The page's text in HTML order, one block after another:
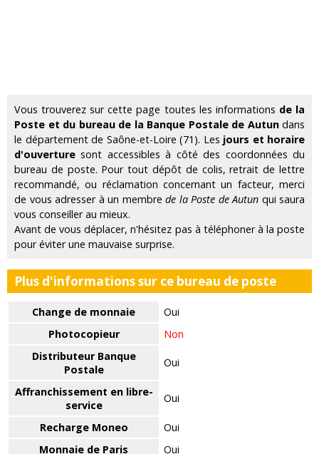
Vous trouverez sur cette page toutes les informations de la
Poste et du bureau de la Banque Postale de Autundans
le département de Saône-et-Loire (71). Les jours et horaire
d'ouverture sont accessibles à côté des coordonnées du
bureau de poste. Pour tout dépôt de colis, retrait de lettre
recommandé, ou réclamation concernant un facteur, merci
de vous adresser à un membre de la Poste de Autun qui saura
vous conseiller au mieux.
Avant de vous déplacer, n'hésitez pas à téléphoner à la poste
pour éviter une mauvaise surprise.
Plus d'informations sur ce bureau de poste
Change de monnaie
Oui
Photocopieur
Non
Distributeur Banque
Postale
Oui
Affranchissement en libre-
service
Oui
Recharge Moneo
Oui
Monnaie de Paris
Oui